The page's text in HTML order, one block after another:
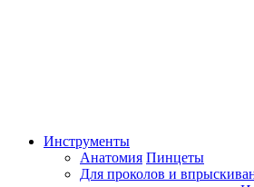
Инструменты
Анатомия Пинцеты
Для проколов и